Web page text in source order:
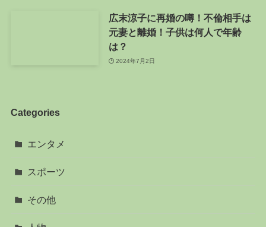
広末涼子に再婚の噂！不倫相手は
元妻と離婚！子供は何人で年齢
は？
2024年7月2日
Categories
エンタメ
スポーツ
その他